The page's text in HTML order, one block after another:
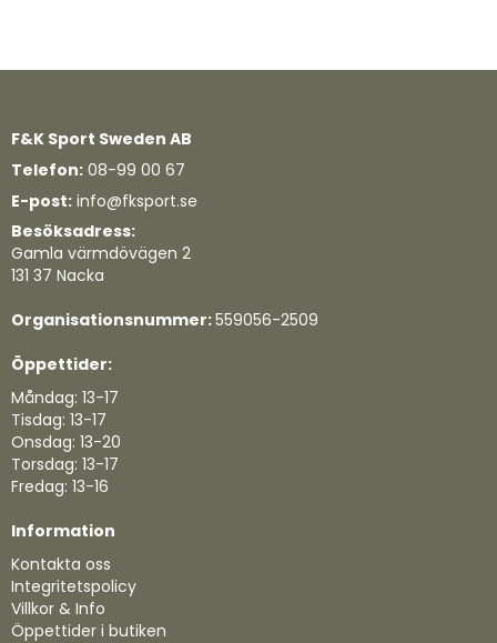
Quickview
F&K Sport Sweden AB
Telefon: 08-99 00 67
E-post: info@fksport.se
Besöksadress:
Gamla värmdövägen 2
131 37 Nacka
Organisationsnummer:559056-2509
Öppettider:
Måndag: 13-17
Tisdag: 13-17
Onsdag: 13-20
Torsdag: 13-17
Fredag: 13-16
Information
Kontakta oss
Integritetspolicy
Villkor & Info
Öppettider i butiken